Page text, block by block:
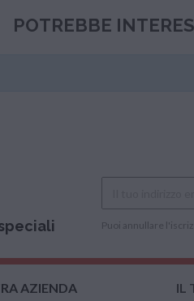
POTREBBE
Puoi annullare
AZIENDA IL